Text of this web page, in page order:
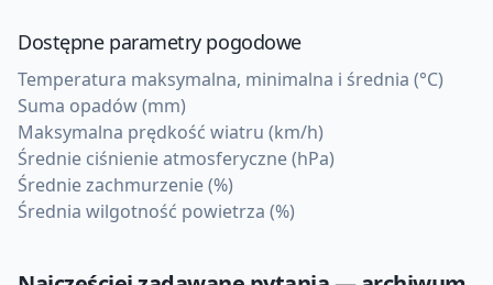
Dostępne parametry pogodowe
Temperatura maksymalna, minimalna i średnia (°C)
Suma opadów (mm)
Maksymalna prędkość wiatru (km/h)
Średnie ciśnienie atmosferyczne (hPa)
Średnie zachmurzenie (%)
Średnia wilgotność powietrza (%)